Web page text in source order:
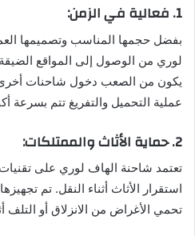
1. فعالية في الزمن:
بفضل حجمها المناسب وتصميمها
لوري من الوصول إلى المواقع
يكون من الصعب دخول شاحنات أخرى
عملية التحميل والتفريغ تتم بسرعة
2. حماية الأثاث والممتلكات:
تعتمد شاحنة الهاف لوري على
استقرار الأثاث أثناء النقل. تم
تحمي الأغراض من الانزلاق أو التلف